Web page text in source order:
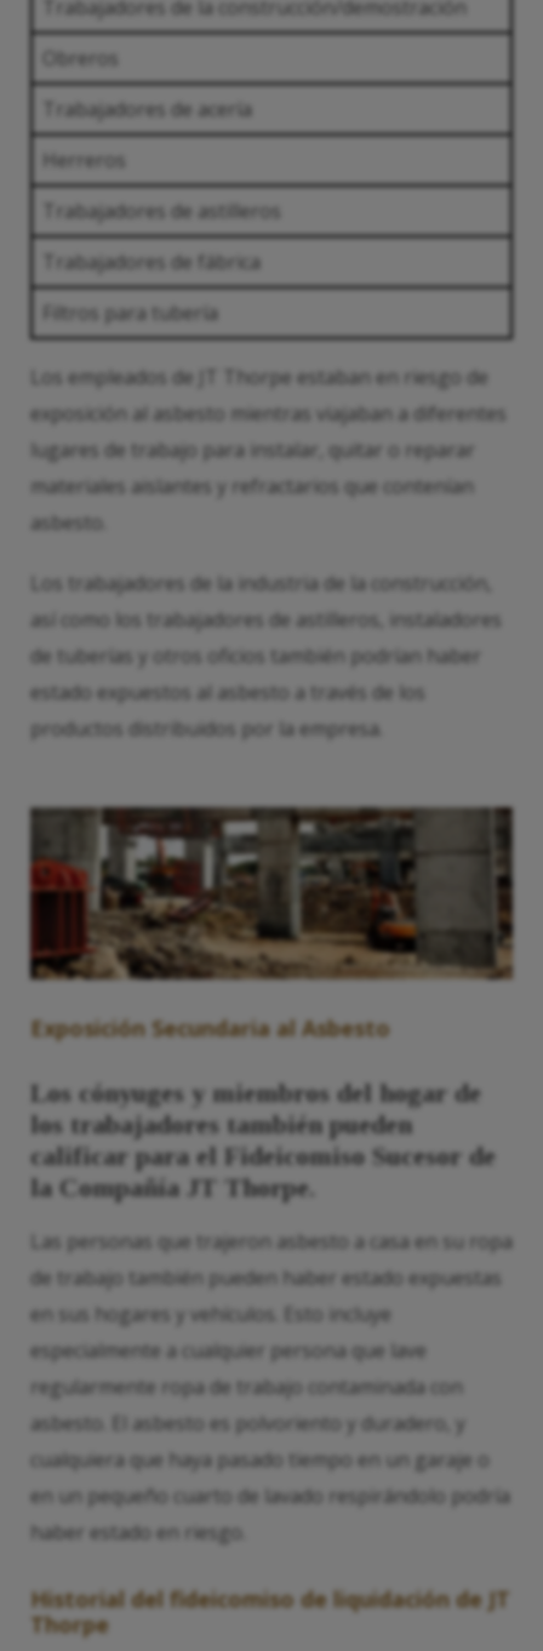
Trabajadores de la construcción/demostración
Obreros
Trabajadores de acería
Herreros
Trabajadores de astilleros
Trabajadores de fábrica
Filtros para tubería
Los empleados de JT Thorpe estaban en riesgo de
exposición al asbesto mientras viajaban a diferentes
lugares de trabajo para instalar, quitar o reparar
materiales aislantes y refractarios que contenían
asbesto.
Los trabajadores de la industria de la construcción,
así como los trabajadores de astilleros, instaladores
de tuberías y otros oficios también podrían haber
estado expuestos al asbesto a través de los
productos distribuidos por la empresa.
Exposición Secundaria al Asbesto
Los cónyuges y miembros del hogar de
los trabajadores también pueden
calificar para el Fideicomiso Sucesor de
la Compañía JT Thorpe.
Las personas que trajeron asbesto a casa en su ropa
de trabajo también pueden haber estado expuestas
en sus hogares y vehículos. Esto incluye
especialmente a cualquier persona que lave
regularmente ropa de trabajo contaminada con
asbesto. El asbesto es polvoriento y duradero, y
cualquiera que haya pasado tiempo en un garaje o
en un pequeño cuarto de lavado respirándolo podría
haber estado en riesgo.
Historial del fideicomiso de liquidación de JT
Thorpe